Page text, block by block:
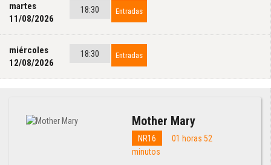
martes
11/08/2026
18:30 Entradas
miércoles
12/08/2026
18:30 Entradas
Mother Mary
NR16
01 horas 52
minutos